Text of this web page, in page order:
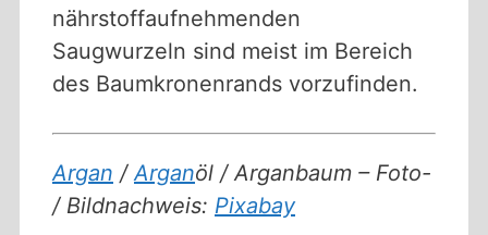
nährstoffaufnehmenden
Saugwurzeln sind meist im Bereich
des Baumkronenrands vorzufinden.
Argan /Arganöl / Arganbaum – Foto-
/ Bildnachweis: Pixabay